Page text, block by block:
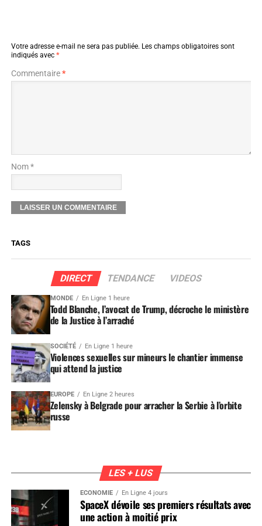
Votre adresse e-mail ne sera pas publiée. Les champs obligatoires sont
indiqués avec *
Commentaire*
Nom *
TAGS
DIRECT TENDANCE VIDEOS
MONDE En Ligne 1 heure
Todd Blanche, l’avocat de Trump, décroche le ministère
de la Justice à l’arraché
SOCIÉTÉ En Ligne 1 heure
Violences sexuelles sur mineurs le chantier immense
qui attend la justice
EUROPE En Ligne 2 heures
Zelensky à Belgrade pour arracher la Serbie à l’orbite
russe
LES + LUS
ÉCONOMIE En Ligne 4 jours
SpaceX dévoile ses premiers résultats avec
une action à moitié prix